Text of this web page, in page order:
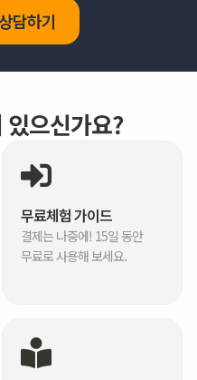
담하기
있으신가요?
무료체험 가이드
결제는 나중에! 15일 동안
무료로 사용해 보세요.